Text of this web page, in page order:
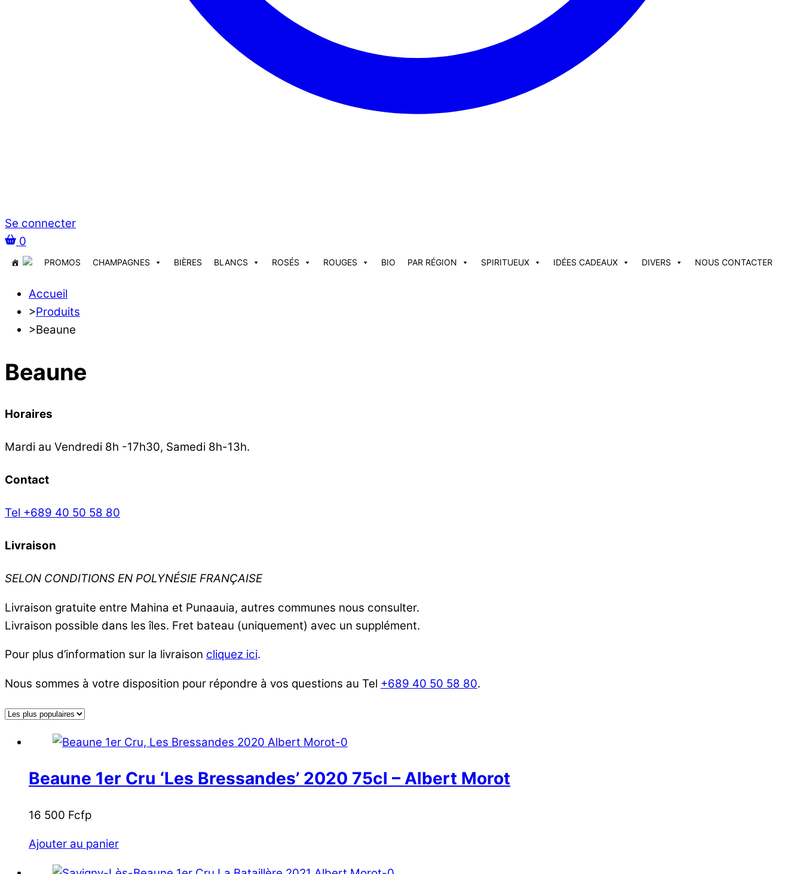
Se connecter
0
PROMOS CHAMPAGNES BIÈRES BLANCS ROSÉS ROUGES BIO PAR RÉGION SPIRITUEUX IDÉES CADEAUX DIVERS NOUS CONTACTER
Accueil
>Produits
>Beaune
Beaune
Horaires
Mardi au Vendredi 8h -17h30, Samedi 8h-13h.
Contact
Tel +689 40 50 58 80
Livraison
SELON CONDITIONS EN POLYNÉSIE FRANÇAISE
Livraison gratuite entre Mahina et Punaauia, autres communes nous consulter.
Livraison possible dans les îles. Fret bateau (uniquement) avec un supplément.
Pour plus d’information sur la livraison cliquez ici.
Nous sommes à votre disposition pour répondre à vos questions au Tel +689 40 50 58 80.
Beaune 1er Cru ‘Les Bressandes’ 2020 75cl – Albert Morot
16 500 Fcfp
Ajouter au panier